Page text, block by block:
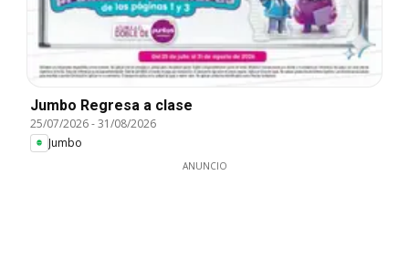
Jumbo Regresa a clase
25/07/2026-31/08/2026
Jumbo
ANUNCIO